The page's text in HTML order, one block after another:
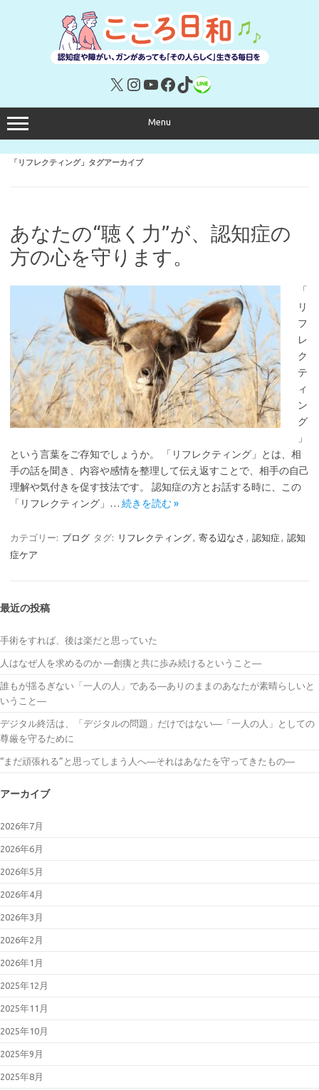
X Instagram
YouTube
Facebook
TikTok
リンク
Menu
「リフレクティング」タグアーカイブ
あなたの“聴く力”が、認知症の
方の心を守ります。
「
リ
フ
レ
ク
テ
ィ
ン
グ
」
という言葉をご存知でしょうか。 「リフレクティング」とは、相
手の話を聞き、内容や感情を整理して伝え返すことで、相手の自己
理解や気付きを促す技法です。 認知症の方とお話する時に、この
「リフレクティング」… 続きを読む »
カテゴリー: ブログ タグ: リフレクティング, 寄る辺なさ , 認知症 , 認知
症ケア
最近の投稿
手術をすれば、後は楽だと思っていた
人はなぜ人を求めるのか ―創痍と共に歩み続けるということ―
誰もが揺るぎない「一人の人」である―ありのままのあなたが素晴らしいと
いうこと―
デジタル終活は、「デジタルの問題」だけではない―「一人の人」としての
尊厳を守るために
“まだ頑張れる”と思ってしまう人へ―それはあなたを守ってきたもの―
アーカイブ
2026年7月
2026年6月
2026年5月
2026年4月
2026年3月
2026年2月
2026年1月
2025年12月
2025年11月
2025年10月
2025年9月
2025年8月